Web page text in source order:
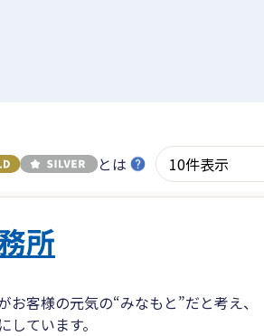
とは
所
お客様の元気の“みなもと”だと考え、
ています。